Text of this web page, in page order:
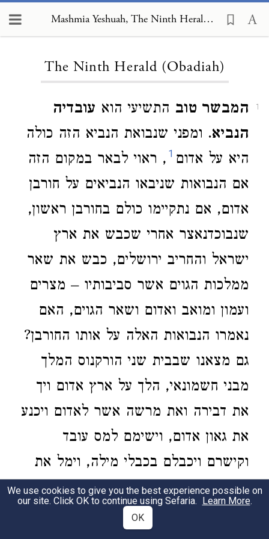
Mashmia Yeshuah, The Ninth Herald (Obadiah)
The Ninth Herald (Obadiah)
1 המבשר טוב התשיעי הוא עובדיה
הנביא. ומפני שנבואת הנביא הזה כולה
היא על אדום 1 , ראוי לבאר במקום הזה
אם הנבואות שניבאו הנביאים על חורבן
אדום, אם נתקיימו כולם בחורבן ראשון,
שנבוכדנאצר אחרי שכבש את ארץ
ישראל והחריב ירושלים, כבש את שאר
ממלכות הגוים אשר סביבותיו – מצרים
ועמון ומואב ואדום ושאר הגוים, האם
נאמרו הנבואות האלה על אותו החורבן?
גם מצאנו שבבית שני הורקנוס המלך
מבני חשמונאי, הלך על ארץ אדום ויך
את דבירה ואת מרשה אשר לאדום ויכנע
את גאון אדום, וישימם למס עובד
וקישרם ויכבלם בכבלי מילה, וימל את
בשר ערלתם, ומהיום ההוא והלאה היו
נמולים ושומרים את תורת יהודה
We use cookies to give you the best experience possible on
our site. Click OK to continue using Sefaria. Learn More.
OK